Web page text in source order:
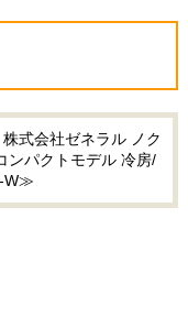
式会社ゼネラル ノク
ンパクトモデル 冷房/
W≫